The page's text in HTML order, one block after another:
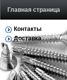
Главная страница
Обратная связь
Контакты
Доставка